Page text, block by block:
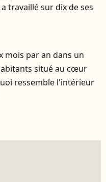
travaillé sur dix de ses
mois par an dans un
situé au cœur
ressemble l'intérieur